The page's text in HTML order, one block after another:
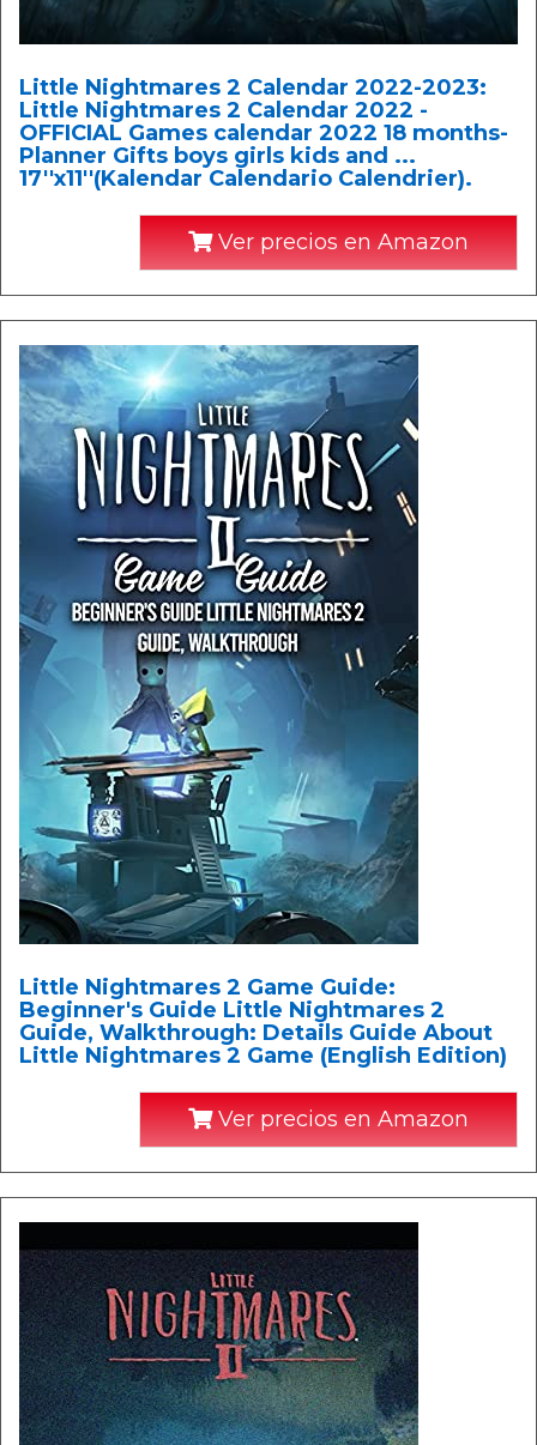
Little Nightmares 2 Calendar 2022-2023:
Little Nightmares 2 Calendar 2022 -
OFFICIAL Games calendar 2022 18 months-
Planner Gifts boys girls kids and ...
17''x11''(Kalendar Calendario Calendrier).
Ver precios en Amazon
Little Nightmares 2 Game Guide:
Beginner's Guide Little Nightmares 2
Guide, Walkthrough: Details Guide About
Little Nightmares 2 Game (English Edition)
Ver precios en Amazon